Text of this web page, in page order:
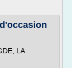
LA